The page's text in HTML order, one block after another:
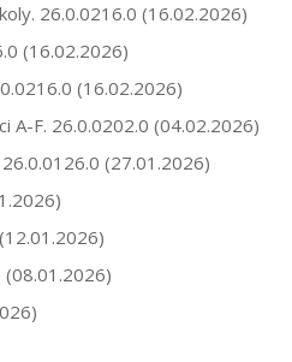
26.0.0216.0 (16.02.2026)
(16.02.2026)
(16.02.2026)
A-F. 26.0.0202.0 (04.02.2026)
(27.01.2026)